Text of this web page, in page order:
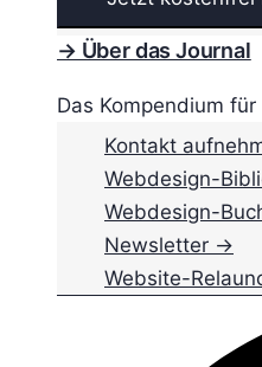
→ Über das Journal
Das Kompendium
Kontakt
Webdesign-
Webdesign-
Newsletter →
Website-